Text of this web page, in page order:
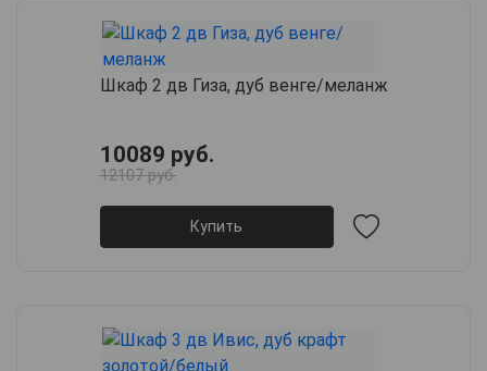
Шкаф 2 дв Гиза, дуб венге/меланж
10089 руб.
12107 руб.
Купить